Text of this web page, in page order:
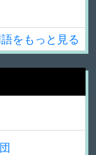
をもっと見る